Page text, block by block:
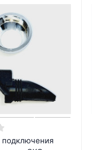
подключения